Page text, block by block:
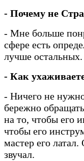
- Почему не
- Мне больше
сфере есть
лучше
- Как
- Ничего не
бережно
на то, чтобы его
чтобы его
мастер его
звучал.